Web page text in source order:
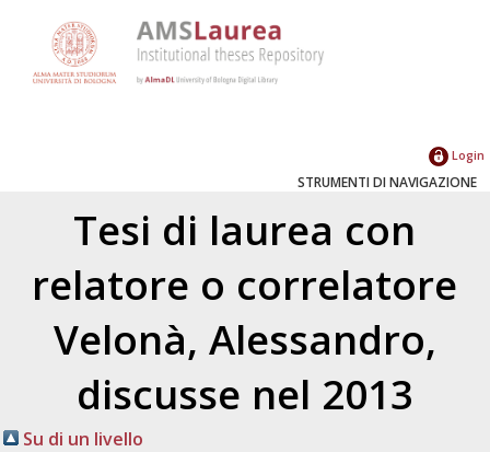
Login
STRUMENTI DI NAVIGAZIONE
Tesi di laurea con
relatore o correlatore
Velonà, Alessandro,
discusse nel 2013
Su di un livello